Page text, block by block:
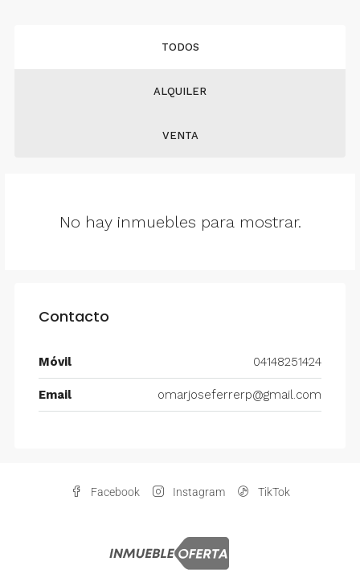
TODOS
ALQUILER
VENTA
No hay inmuebles para mostrar.
Contacto
Móvil 04148251424
Email omarjoseferrerp@gmail.com
Facebook Instagram TikTok